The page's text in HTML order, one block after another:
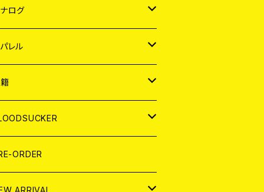
ログ
レル
ZINE
集 (PHOTOBOOK)
ログ
ORDER
ARRIVAL